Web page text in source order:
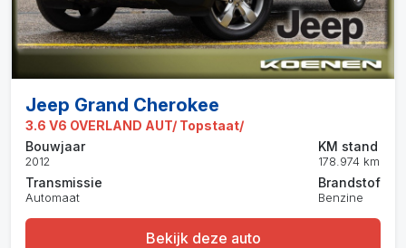
Jeep Grand Cherokee
3.6 V6 OVERLAND AUT/ Topstaat/
Bouwjaar
2012
Transmissie
Automaat
KM stand
178.974 km
Brandstof
Benzine
Bekijk deze auto